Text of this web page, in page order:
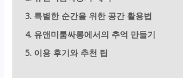
3. 특별한 순간을 위한 공간 활용법
4. 유앤미룸싸롱에서의 추억 만들기
5. 이용 후기와 추천 팁